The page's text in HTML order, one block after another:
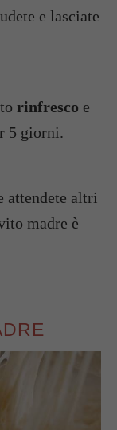
e lasciate
rinfresco e
5 giorni.
madre è